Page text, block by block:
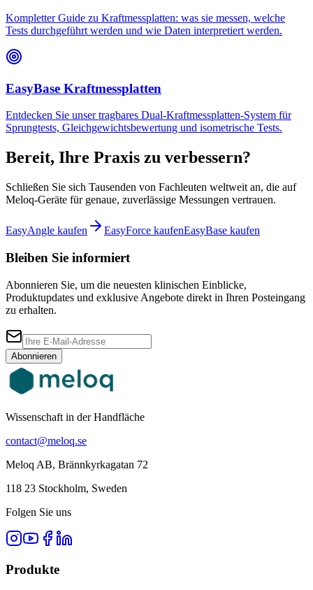
Kompletter Guide zu Kraftmessplatten: was sie messen, welche
Tests durchgeführt werden und wie Daten interpretiert werden.
EasyBase Kraftmessplatten
Entdecken Sie unser tragbares Dual-Kraftmessplatten-System für
Sprungtests, Gleichgewichtsbewertung und isometrische Tests.
Bereit, Ihre Praxis zu verbessern?
Schließen Sie sich Tausenden von Fachleuten weltweit an, die auf
Meloq-Geräte für genaue, zuverlässige Messungen vertrauen.
EasyAngle kaufen EasyForce kaufenEasyBase kaufen
Bleiben Sie informiert
Abonnieren Sie, um die neuesten klinischen Einblicke,
Produktupdates und exklusive Angebote direkt in Ihren Posteingang
zu erhalten.
Abonnieren
Wissenschaft in der Handfläche
contact@meloq.se
Meloq AB, Brännkyrkagatan 72
118 23 Stockholm, Sweden
Folgen Sie uns
Produkte